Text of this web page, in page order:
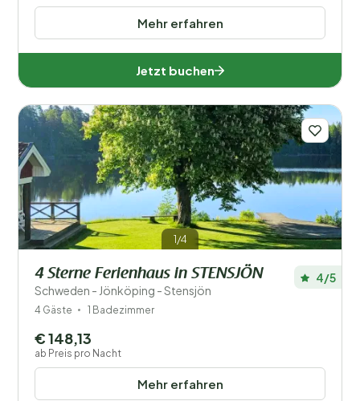
Mehr erfahren
Jetzt buchen
1/4
4 Sterne Ferienhaus in STENSJÖN
Schweden - Jönköping - Stensjön
4/5
4 Gäste 1 Badezimmer
Mehr erfahren
€ 148,13
ab Preis pro Nacht